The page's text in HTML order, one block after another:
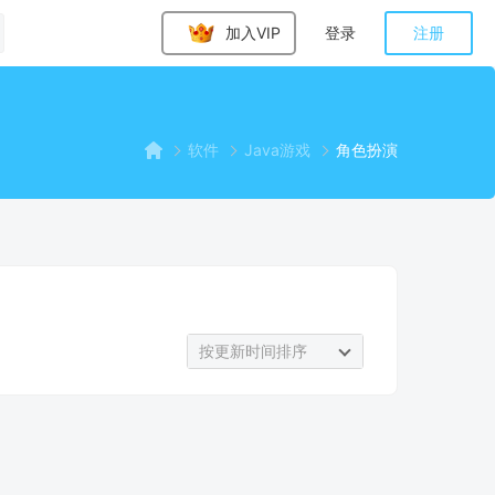
加入VIP 登录 注册
软件 Java游戏 角色扮演
按更新时间排序